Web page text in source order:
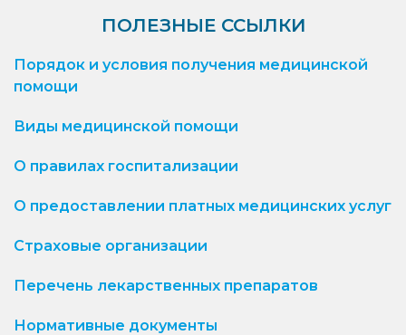
ПОЛЕЗНЫЕ ССЫЛКИ
Порядок и условия получения медицинской
помощи
Виды медицинской помощи
О правилах госпитализации
О предоставлении платных медицинских услуг
Страховые организации
Перечень лекарственных препаратов
Нормативные документы